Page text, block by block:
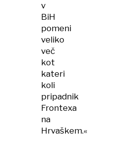
v
BiH
pomeni
veliko
več
kot
kateri
koli
pripadnik
Frontexa
na
Hrvaškem.«